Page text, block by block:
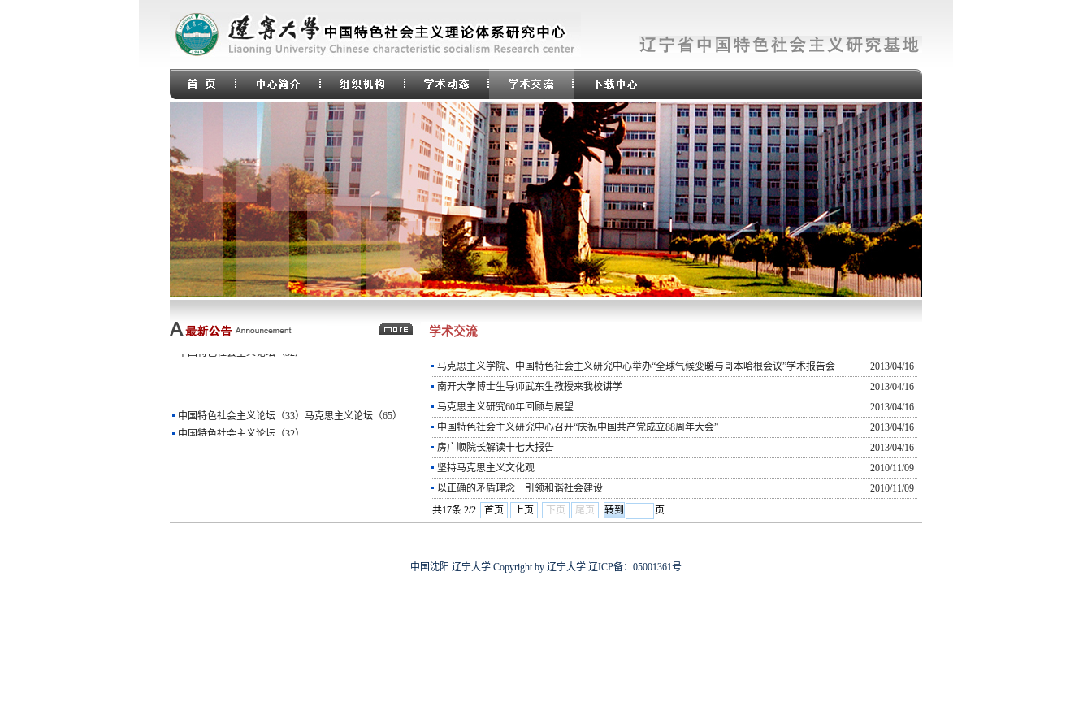
中国特色社会主义论坛（33）马克思主义论坛（65）
中国特色社会主义论坛（33）马克思主义论坛（65）
中国特色社会主义论坛（32）
学术交流
马克思主义学院、中国特色社会主义研究中心举办“全球气候变暖与哥本哈根会议”学术报告会
2013/04/16
南开大学博士生导师武东生教授来我校讲学
2013/04/16
马克思主义研究60年回顾与展望
2013/04/16
中国特色社会主义研究中心召开“庆祝中国共产党成立88周年大会”
2013/04/16
房广顺院长解读十七大报告
2013/04/16
坚持马克思主义文化观
2010/11/09
以正确的矛盾理念 引领和谐社会建设
2010/11/09
共17条 2/2
首页 上页 下页 尾页 页
中国沈阳 辽宁大学 Copyright by 辽宁大学 辽ICP备：05001361号